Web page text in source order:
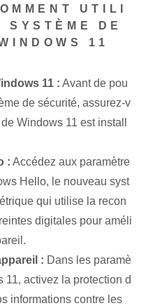
UTILI
SYSTÈME DE
11
11 : Avant de pou
de sécurité, assurez-v
Windows 11 est install
: Accédez aux paramètre
Hello, le nouveau syst
qui utilise la recon
digitales pour améli
: Dans les paramè
11, activez la protection d
informations contre les